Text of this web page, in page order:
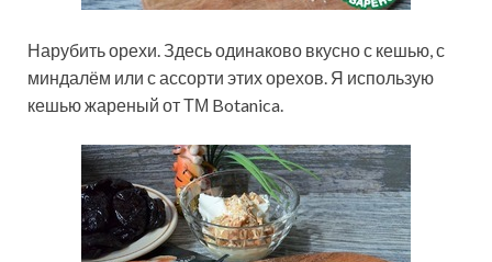
Нарубить орехи. Здесь одинаково вкусно с кешью, с
миндалём или с ассорти этих орехов. Я использую
кешью жареный от ТМ Botanica.